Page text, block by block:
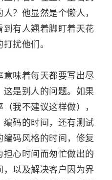
？他显然是个懒人，
有人翘着脚盯着天花
扰他们。
味着每天都要写出尽
这是别人的问题。如果
我不建议这样做），
编码的时间，还有测试
码风格的时间，修复
心时间而匆忙做出的
以及解决客户因为界